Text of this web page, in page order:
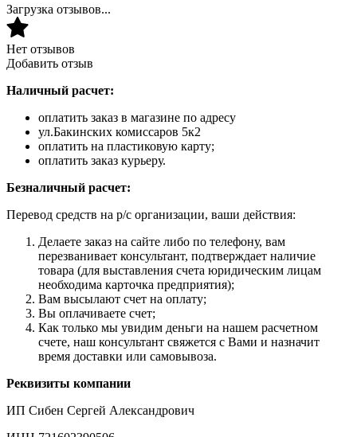
Загрузка отзывов...
Нет отзывов
Добавить отзыв
Наличный расчет:
оплатить заказ в магазине по адресу
ул.Бакинских комиссаров 5к2
оплатить на пластиковую карту;
оплатить заказ курьеру.
Безналичный расчет:
Перевод средств на р/с организации, ваши действия:
Делаете заказ на сайте либо по телефону, вам
перезванивает консультант, подтверждает наличие
товара (для выставления счета юридическим лицам
необходима карточка предприятия);
Вам высылают счет на оплату;
Вы оплачиваете счет;
Как только мы увидим деньги на нашем расчетном
счете, наш консультант свяжется с Вами и назначит
время доставки или самовывоза.
Реквизиты компании
ИП Сибен Сергей Александрович